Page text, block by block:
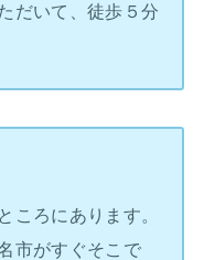
だいて、徒歩５分
ころにあります。
市がすぐそこで